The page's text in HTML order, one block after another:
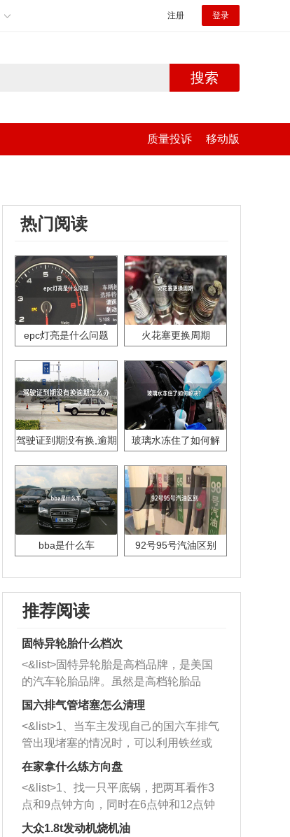
注册 登录
搜索
质量投诉 移动版
热门阅读
epc灯亮是什么问题 火花塞更换周期
驾驶证到期没有换,逾期
玻璃水冻住了如何解
bba是什么车 92号95号汽油区别
推荐阅读
固特异轮胎什么档次
<&list>固特异轮胎是高档品牌，是美国
的汽车轮胎品牌。虽然是高档轮胎品
牌，但是中高低端的轮胎都有生产，这
也是为了更好的开拓市场。
国六排气管堵塞怎么清理
<&list>1、当车主发现自己的国六车排气
管出现堵塞的情况时，可以利用铁丝或
者是细棍，直接将杂物给取出来，如果
堵塞情况比较严重，也可以采取应急措
施。 <&list>2、直接利用木棍将所有的
杂物推到排气管里面的位置处，然后将
三元催化器拆解开，就可以将堵塞的东
在家拿什么练方向盘
<&list>1、找一只平底锅，把两耳看作3
点和9点钟方向，同时在6点钟和12点钟
方向做一个标记。 <&list>2、双手握住
大众1.8t发动机烧机油